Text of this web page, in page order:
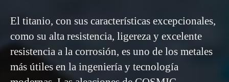
El titanio, con sus características excepcionales,
como su alta resistencia, ligereza y excelente
resistencia a la corrosión, es uno de los metales
más útiles en la ingeniería y tecnología